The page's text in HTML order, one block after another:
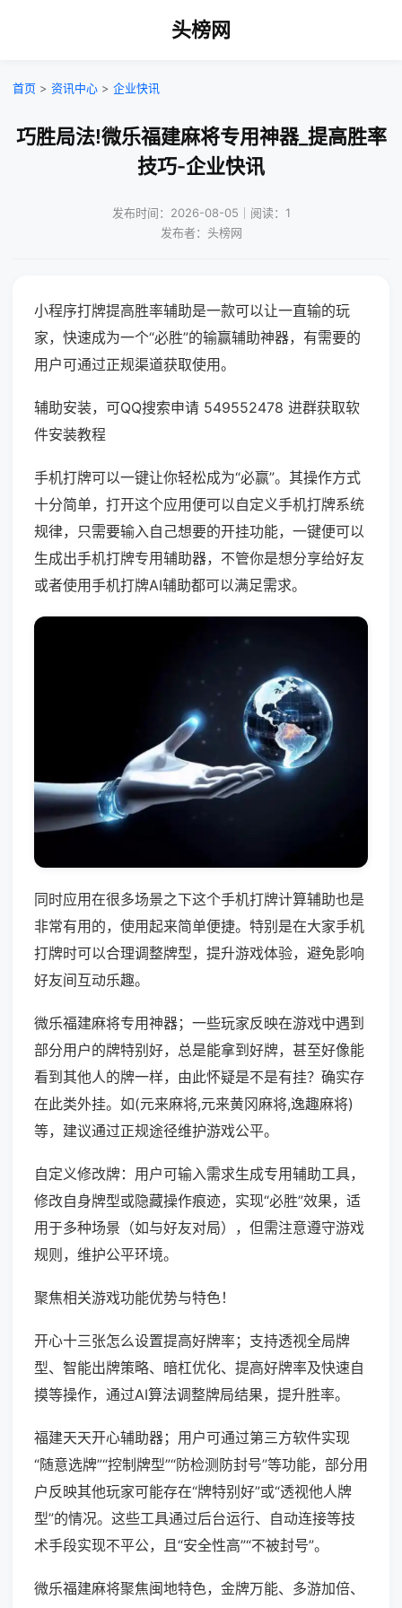
头榜网
首页 > 资讯中心 > 企业快讯
巧胜局法!微乐福建麻将专用神器_提高胜率
技巧-企业快讯
发布时间：2026-08-05｜阅读：1
发布者：头榜网
小程序打牌提高胜率辅助是一款可以让一直输的玩
家，快速成为一个“必胜”的输赢辅助神器，有需要的
用户可通过正规渠道获取使用。
辅助安装，可QQ搜索申请 549552478 进群获取软
件安装教程
手机打牌可以一键让你轻松成为“必赢”。其操作方式
十分简单，打开这个应用便可以自定义手机打牌系统
规律，只需要输入自己想要的开挂功能，一键便可以
生成出手机打牌专用辅助器，不管你是想分享给好友
或者使用手机打牌AI辅助都可以满足需求。
同时应用在很多场景之下这个手机打牌计算辅助也是
非常有用的，使用起来简单便捷。特别是在大家手机
打牌时可以合理调整牌型，提升游戏体验，避免影响
好友间互动乐趣。
微乐福建麻将专用神器；一些玩家反映在游戏中遇到
部分用户的牌特别好，总是能拿到好牌，甚至好像能
看到其他人的牌一样，由此怀疑是不是有挂？确实存
在此类外挂。如(元来麻将,元来黄冈麻将,逸趣麻将)
等，建议通过正规途径维护游戏公平。
自定义修改牌：用户可输入需求生成专用辅助工具，
修改自身牌型或隐藏操作痕迹，实现“必胜”效果，适
用于多种场景（如与好友对局），但需注意遵守游戏
规则，维护公平环境。
聚焦相关游戏功能优势与特色！
开心十三张怎么设置提高好牌率；支持透视全局牌
型、智能出牌策略、暗杠优化、提高好牌率及快速自
摸等操作，通过AI算法调整牌局结果，提升胜率。
福建天天开心辅助器；用户可通过第三方软件实现
“随意选牌”“控制牌型”“防检测防封号”等功能，部分用
户反映其他玩家可能存在“牌特别好”或“透视他人牌
型”的情况。这些工具通过后台运行、自动连接等技
术手段实现不平公，且“安全性高”“不被封号”。
微乐福建麻将聚焦闽地特色，金牌万能、多游加倍、